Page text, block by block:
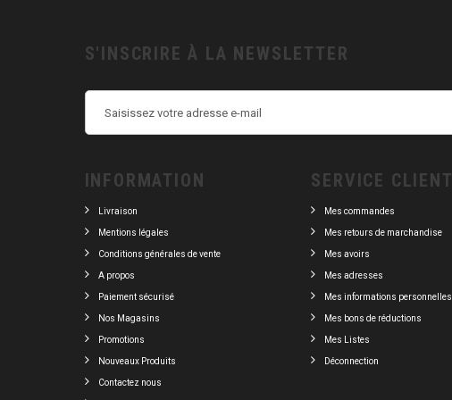
S'INSCRIRE À LA NEWSLETTER
INFORMATION
Livraison
Mentions légales
Conditions générales de vente
A propos
Paiement sécurisé
Nos Magasins
Promotions
Nouveaux Produits
Contactez nous
SERVICE CLIENT
Mes commandes
Mes retours de marchandise
Mes avoirs
Mes adresses
Mes informations personnelles
Mes bons de réductions
Mes Listes
Déconnection